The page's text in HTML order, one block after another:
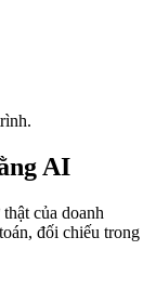
AI
của doanh
đối chiếu trong